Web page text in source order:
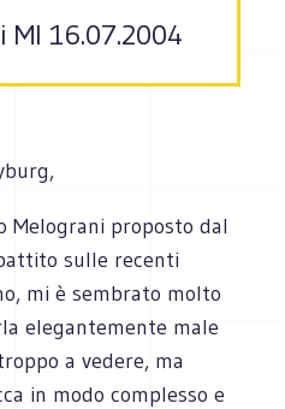
MI 16.07.2004
Melograni proposto dal
sulle recenti
mi è sembrato molto
elegantemente male
a vedere, ma
in modo complesso e